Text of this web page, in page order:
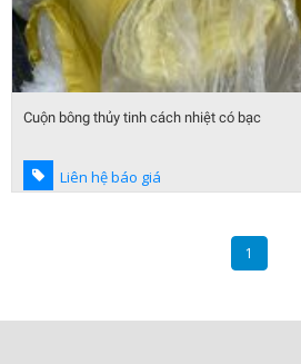
Cuộn bông thủy tinh cách nhiệt có bạc
Liên hệ báo giá
1